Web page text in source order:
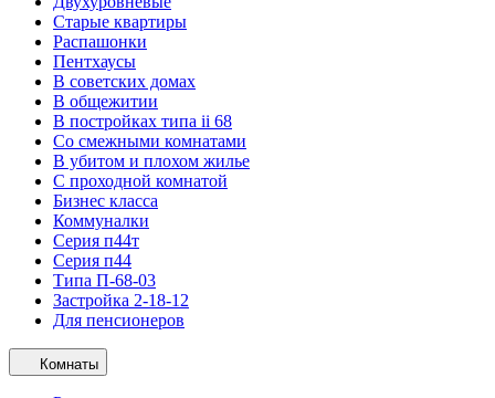
Старые квартиры
Распашонки
Пентхаусы
В советских домах
В общежитии
В постройках типа ii 68
Со смежными комнатами
В убитом и плохом жилье
С проходной комнатой
Бизнес класса
Коммуналки
Серия п44т
Серия п44
Типа П-68-03
Застройка 2-18-12
Для пенсионеров
Комнаты